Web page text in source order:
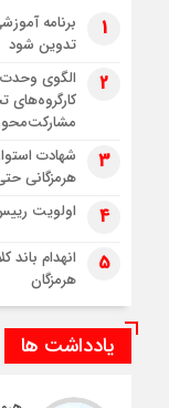
1
برنامه
تدوین شود
2
الگوی
3
شهادت
هرمزگانی
4 اولویت
5
انهدام
هرمزگان
یادداشت ها